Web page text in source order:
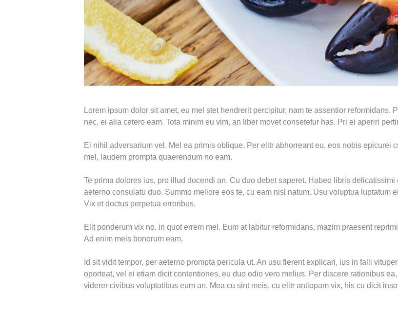
Lorem ipsum dolor sit amet, eu mel stet hendrerit percipitur, nam te assentior
nec, ei alia cetero eam. Tota minim eu vim, an liber movet consetetur has. Pri ei aperiri
Ei nihil adversarium vel. Mel ea primis oblique. Per elitr abhorreant eu, eos nobis epicurei
mel, laudem prompta quaerendum no eam.
Te prima dolores ius, pro illud docendi an. Cu duo debet saperet. Habeo libris
aeterno consulatu duo. Summo meliore eos te, cu eam nisl natum. Usu voluptua luptatum
Vix et doctus perpetua erroribus.
Elit ponderum vix no, in quot errem mel. Eum at labitur reformidans, mazim praesent
Ad enim meis bonorum eam.
Id sit vidit tempor, per aeterno prompta pericula ut. An usu fierent explicari, ius in falli
oporteat, vel ei etiam dicit contentiones, eu duo odio vero melius. Per discere rationibus
viderer civibus voluptatibus eum an. Mea cu sint meis, cu elitr antiopam vix, his cu dicit